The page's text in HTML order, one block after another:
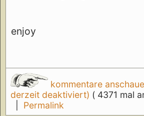
enjoy
kommentare
derzeit deaktiviert) ( 4371 mal
Permalink